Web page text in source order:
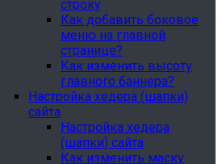
строку
Как добавить боковое
меню на главной
странице?
Как изменить высоту
главного баннера?
Настройка хедера (шапки)
сайта
Настройка хедера
(шапки) сайта
Как изменить маску